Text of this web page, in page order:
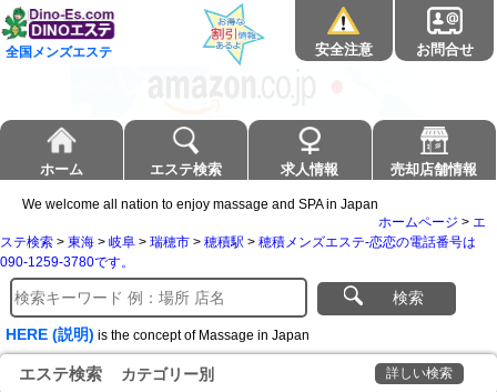
全国メンズエステ 安全注意 お問合せ
ホーム エステ検索 求人情報 売却店舗情報
We welcome all nation to enjoy massage and SPA in Japan
ホームページ > エ
ステ検索 > 東海 > 岐阜 > 瑞穂市 > 穂積駅 > 穂積メンズエステ-恋恋の電話番号は
090-1259-3780です。
検索
HERE (説明) is the concept of Massage in Japan
エステ検索 カテゴリー別 詳しい検索